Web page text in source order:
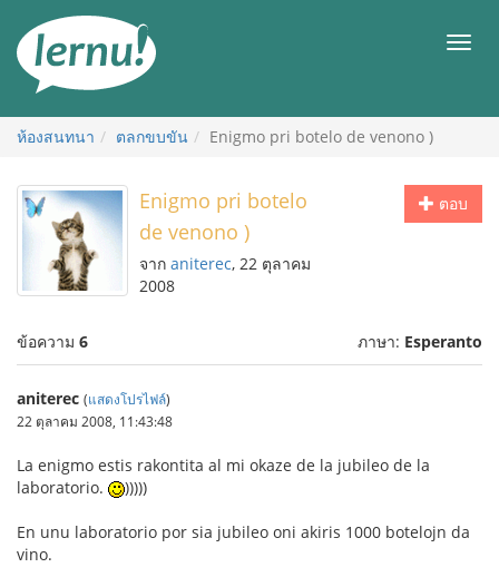
สารบัญ
เมนู
ห้องสนทนา ตลกขบขัน Enigmo pri botelo de venono )
ตอบ
Enigmo pri botelo
de venono )
จาก aniterec, 22 ตุลาคม
2008
ข้อความ 6 ภาษา: Esperanto
aniterec (แสดงโปรไฟล์)
22 ตุลาคม 2008, 11:43:48
La enigmo estis rakontita al mi okaze de la jubileo de la
laboratorio.
)))))
En unu laboratorio por sia jubileo oni akiris 1000 botelojn da
vino.